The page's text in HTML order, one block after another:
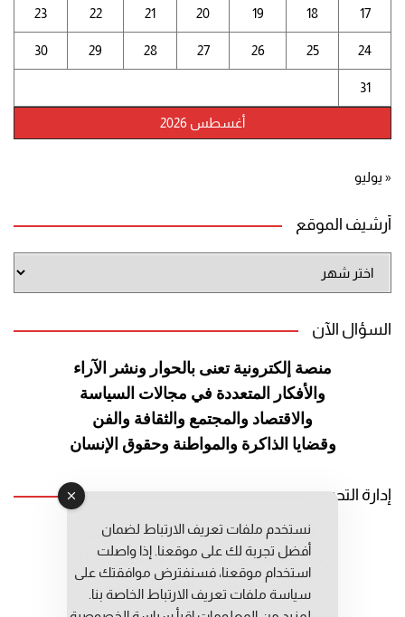
أغسطس 2026
17
18
19
20
21
22
23
24
25
26
27
28
29
30
31
« يوليو
أرشيف الموقع
الموقع
السؤال الآن
منصة إلكترونية تعنى بالحوار ونشر الآراء
والأفكار المتعددة في مجالات السياسة
والاقتصاد والمجتمع والثقافة والفن
وقضايا الذاكرة والمواطنة وحقوق الإنسان
إدارة التحرير
رئيس التحرير: عبد الرحيم التوراني
رئيس التحرير المساعد: المعطي قبال
مديرة التحرير: فاطمة حوحو
نستخدم ملفات تعريف الارتباط لضمان
أفضل تجربة لك على موقعنا. إذا واصلت
استخدام موقعنا، فسنفترض موافقتك على
سياسة ملفات تعريف الارتباط الخاصة بنا.